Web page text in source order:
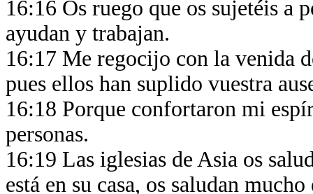
16:16 Os ruego que os sujetéis a
ayudan y trabajan.
16:17 Me regocijo con la venida
pues ellos han suplido vuestra
16:18 Porque confortaron mi
personas.
16:19 Las iglesias de Asia os
está en su casa, os saludan